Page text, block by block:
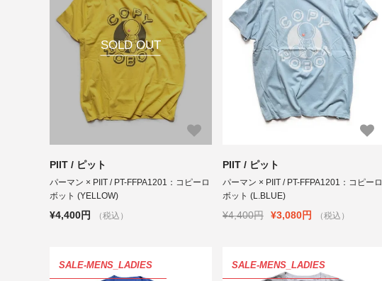
SOLD OUT
PIIT / ピット
パーマン × PIIT / PT-FFPA1201：コピーロ
ボット (YELLOW)
¥4,400円 （税込）
PIIT / ピット
パーマン × PIIT / PT-FFPA1201：コピーロ
ボット (L.BLUE)
¥4,400円 ¥3,080円 （税込）
SALE-MENS_LADIES SALE-MENS_LADIES